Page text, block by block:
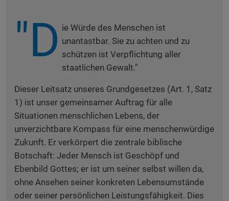
"D ie Würde des Menschen ist
unantastbar. Sie zu achten und zu
schützen ist Verpflichtung aller
staatlichen Gewalt."
Dieser Leitsatz unseres Grundgesetzes (Art. 1, Satz
1) ist unser gemeinsamer Auftrag für alle
Situationen menschlichen Lebens, der
unverzichtbare Kompass für eine menschenwürdige
Zukunft. Er verkörpert die zentrale biblische
Botschaft: Jeder Mensch ist Geschöpf und
Ebenbild Gottes; er ist um seiner selbst willen da,
ohne Ansehen seiner konkreten Lebensumstände
oder seiner persönlichen Leistungsfähigkeit. Dies